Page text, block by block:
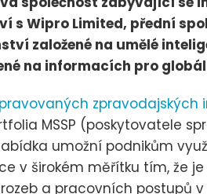
s Wipro Limited, přední
založené na umělé
na informacích pro
zpravodajských
MSSP (poskytovatele
umožní podnikům
v širokém měřítku tím, že
a pracovních postupů